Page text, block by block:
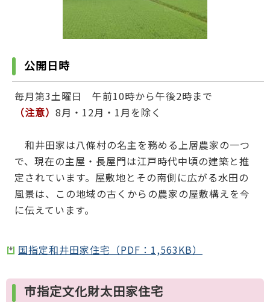
公開日時
毎月第3土曜日 午前10時から午後2時まで
（注意） 8月・12月・1月を除く
和井田家は八條村の名主を務める上層農家の一つ
で、現在の主屋・長屋門は江戸時代中頃の建築と推
定されています。屋敷地とその南側に広がる水田の
風景は、この地域の古くからの農家の屋敷構えを今
に伝えています。
国指定和井田家住宅（PDF：1,563KB）
市指定文化財太田家住宅